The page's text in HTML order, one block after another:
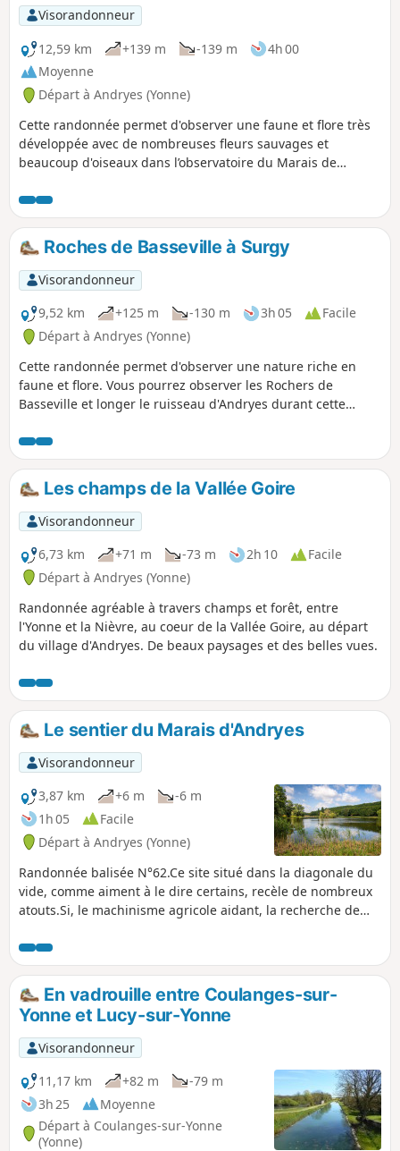
Visorandonneur
12,59 km
+139 m -139 m
4h 00
Moyenne
Départ à Andryes (Yonne)
Cette randonnée permet d'observer une faune et flore très
développée avec de nombreuses fleurs sauvages et
beaucoup d'oiseaux dans l’observatoire du Marais de
Roches de Basseville à Surgy
Visorandonneur
9,52 km
+125 m -130 m 3h 05
Facile
Départ à Andryes (Yonne)
Cette randonnée permet d'observer une nature riche en
faune et flore. Vous pourrez observer les Rochers de
Basseville et longer le ruisseau d'Andryes durant cette
observer les alouettes dans les champs.
Les champs de la Vallée Goire
Visorandonneur
6,73 km
+71 m -73 m 2h 10
Facile
Départ à Andryes (Yonne)
Randonnée agréable à travers champs et forêt, entre
l'Yonne et la Nièvre, au coeur de la Vallée Goire, au départ
du village d'Andryes. De beaux paysages et des belles vues.
Le sentier du Marais d'Andryes
Visorandonneur
3,87 km
+6 m
-6 m
1h 05
Facile
Départ à Andryes (Yonne)
Randonnée balisée N°62.Ce site situé dans la diagonale du
vide, comme aiment à le dire certains, recèle de nombreux
atouts.Si, le machinisme agricole aidant, la recherche de
pas conduit aux résultats escomptés, aujourd'hui, c'est vers
une restauration de la biodiversité que l'on s'oriente. La
faune et la flore reviennent progressivement.Découvrir ce
patrimoine concourt aussi à instruire les enfants.Superbe
promenade pédagogique!
En vadrouille entre Coulanges-sur-
Yonne et Lucy-sur-Yonne
Visorandonneur
11,17 km
+82 m
-79 m
3h 25
Moyenne
Départ à Coulanges-sur-Yonne
(Yonne)